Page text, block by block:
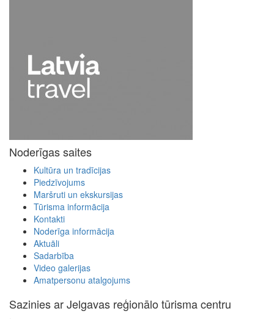
Noderīgas saites
Kultūra un tradīcijas
Piedzīvojums
Maršruti un ekskursijas
Tūrisma informācija
Kontakti
Noderīga informācija
Aktuāli
Sadarbība
Video galerijas
Amatpersonu atalgojums
Sazinies ar Jelgavas reģionālo tūrisma centru